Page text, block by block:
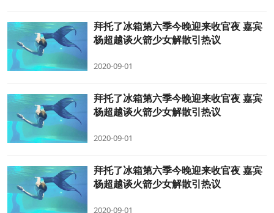
拜托了冰箱第六季今晚迎来收官夜 嘉宾
杨超越谈火箭少女解散引热议
2020-09-01
拜托了冰箱第六季今晚迎来收官夜 嘉宾
杨超越谈火箭少女解散引热议
2020-09-01
拜托了冰箱第六季今晚迎来收官夜 嘉宾
杨超越谈火箭少女解散引热议
2020-09-01